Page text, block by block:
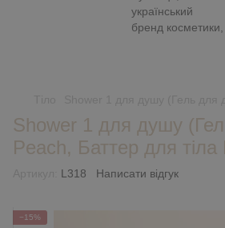
Shower 1 для душу
Peach, Баттер для тіла
L318 Написати відгук
−15%